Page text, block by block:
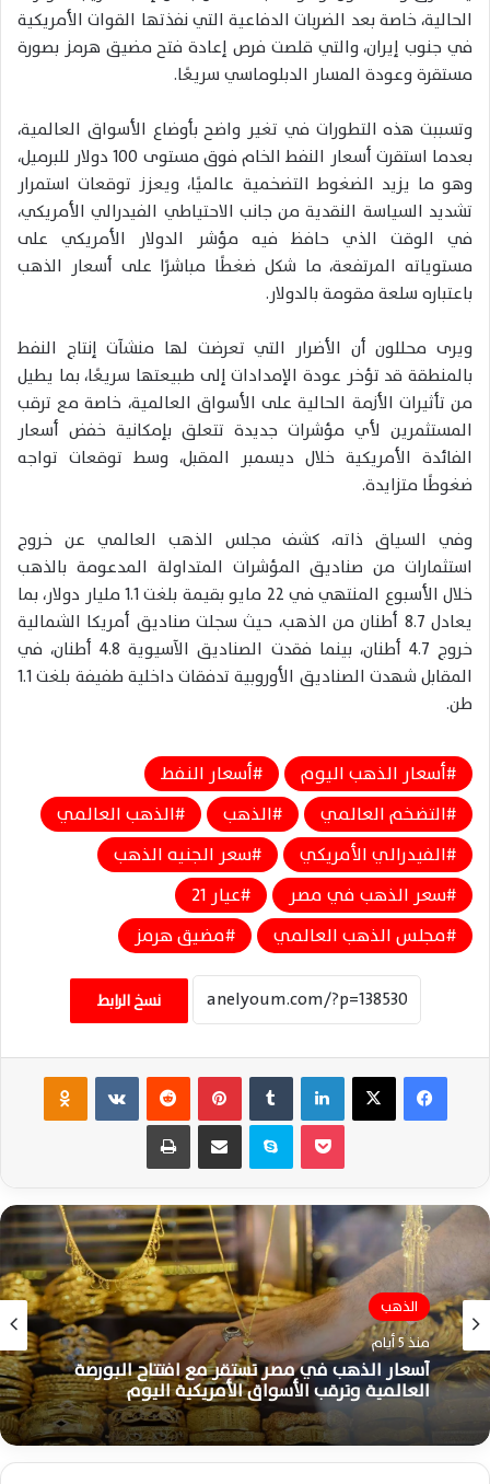
الحالية، خاصة بعد الضربات الدفاعية التي نفذتها القوات الأمريكية
في جنوب إيران، والتي قلصت فرص إعادة فتح مضيق هرمز بصورة
مستقرة وعودة المسار الدبلوماسي سريعًا.
وتسببت هذه التطورات في تغير واضح بأوضاع الأسواق العالمية،
بعدما استقرت أسعار النفط الخام فوق مستوى 100 دولار للبرميل،
وهو ما يزيد الضغوط التضخمية عالميًا، ويعزز توقعات استمرار
تشديد السياسة النقدية من جانب الاحتياطي الفيدرالي الأمريكي،
في الوقت الذي حافظ فيه مؤشر الدولار الأمريكي على
مستوياته المرتفعة، ما شكل ضغطًا مباشرًا على أسعار الذهب
باعتباره سلعة مقومة بالدولار.
ويرى محللون أن الأضرار التي تعرضت لها منشآت إنتاج النفط
بالمنطقة قد تؤخر عودة الإمدادات إلى طبيعتها سريعًا، بما يطيل
من تأثيرات الأزمة الحالية على الأسواق العالمية، خاصة مع ترقب
المستثمرين لأي مؤشرات جديدة تتعلق بإمكانية خفض أسعار
الفائدة الأمريكية خلال ديسمبر المقبل، وسط توقعات تواجه
ضغوطًا متزايدة.
وفي السياق ذاته، كشف مجلس الذهب العالمي عن خروج
استثمارات من صناديق المؤشرات المتداولة المدعومة بالذهب
خلال الأسبوع المنتهي في 22 مايو بقيمة بلغت 1.1 مليار دولار، بما
يعادل 8.7 أطنان من الذهب، حيث سجلت صناديق أمريكا الشمالية
خروج 4.7 أطنان، بينما فقدت الصناديق الآسيوية 4.8 أطنان، في
المقابل شهدت الصناديق الأوروبية تدفقات داخلية طفيفة بلغت 1.1
طن.
أسعار الذهب اليوم
أسعار النفط
التضخم العالمي
الذهب
الذهب العالمي
الفيدرالي الأمريكي
سعر الجنيه الذهب
سعر الذهب في مصر
عيار 21
مجلس الذهب العالمي
مضيق هرمز
نسخ الرابط
فيسبوك ‫X لينكدإن بينتيريست ‏VKontakte
سكايب مشاركة عبر البريد طباعة
الذهب
منذ 5 أيام
أسعار الذهب في مصر تستقر مع افتتاح البورصة
العالمية وترقب الأسواق الأمريكية اليوم